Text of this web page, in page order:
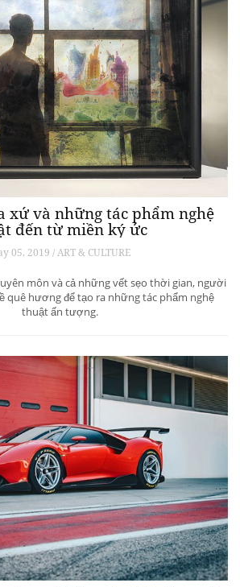
xứ và những tác phẩm nghệ
đến từ miền ký ức
05, 2019 / ART & CULTURE
môn và cả những vết sẹo thời gian, người
quê hương để tạo ra những tác phẩm nghệ
thuật ấn tượng.